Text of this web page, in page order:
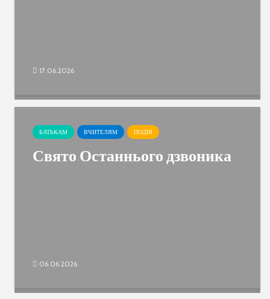
17.06.2026
БАТЬКАМ ВЧИТЕЛЯМ ПОДІЯ
Свято Останнього дзвоника
06.06.2026